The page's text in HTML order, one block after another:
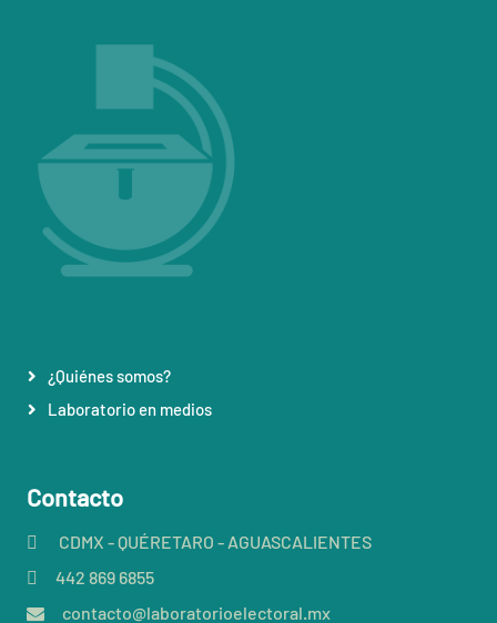
¿Quiénes somos?
Laboratorio en medios
Contacto
CDMX - QUÉRETARO - AGUASCALIENTES
442 869 6855
contacto@laboratorioelectoral.mx